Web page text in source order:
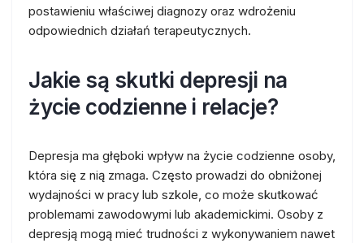
postawieniu właściwej diagnozy oraz wdrożeniu
odpowiednich działań terapeutycznych.
Jakie są skutki depresji na
życie codzienne i relacje?
Depresja ma głęboki wpływ na życie codzienne osoby,
która się z nią zmaga. Często prowadzi do obniżonej
wydajności w pracy lub szkole, co może skutkować
problemami zawodowymi lub akademickimi. Osoby z
depresją mogą mieć trudności z wykonywaniem nawet